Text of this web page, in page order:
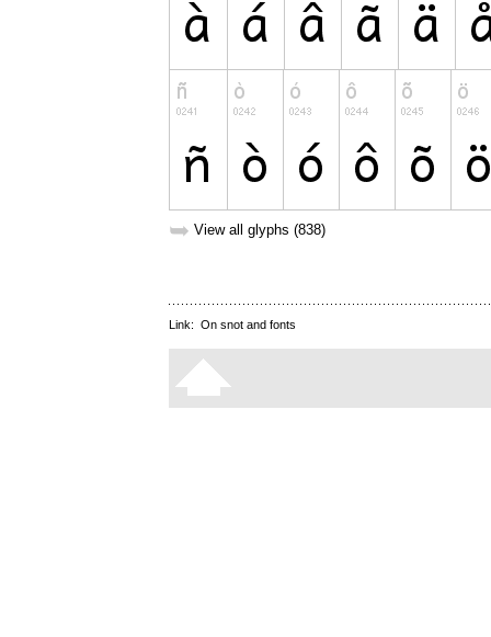
➥ View all glyphs (838)
Link: On snot and fonts